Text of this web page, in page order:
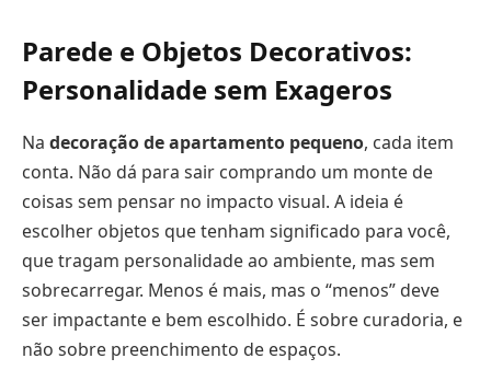
Parede e Objetos Decorativos:
Personalidade sem Exageros
Na decoração de apartamento pequeno, cada item
conta. Não dá para sair comprando um monte de
coisas sem pensar no impacto visual. A ideia é
escolher objetos que tenham significado para você,
que tragam personalidade ao ambiente, mas sem
sobrecarregar. Menos é mais, mas o “menos” deve
ser impactante e bem escolhido. É sobre curadoria, e
não sobre preenchimento de espaços.